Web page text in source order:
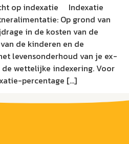
op indexatie Indexatie
Op grond van
in de kosten van de
de kinderen en de
levensonderhoud van je ex-
wettelijke indexering. Voor
percentage […]